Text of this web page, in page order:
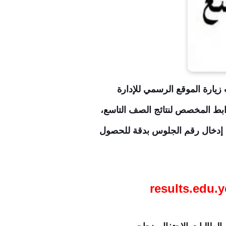
2026، يمكن للطلاب والطالبات زيارة الموقع الرسمي للإدارة
المخصص لنتائج الصف التاسع،
إدخال رقم الجلوس بدقة للحصول